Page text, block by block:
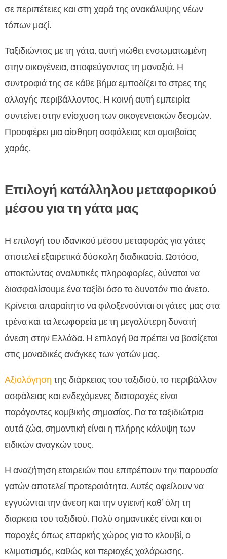
σε περιπέτειες και στη χαρά της ανακάλυψης νέων
τόπων μαζί.
Ταξιδιώντας με τη γάτα, αυτή νιώθει ενσωματωμένη
στην οικογένεια, αποφεύγοντας τη μοναξιά. Η
συντροφιά της σε κάθε βήμα εμποδίζει το στρες της
αλλαγής περιβάλλοντος. Η κοινή αυτή εμπειρία
συντείνει στην ενίσχυση των οικογενειακών δεσμών.
Προσφέρει μια αίσθηση ασφάλειας και αμοιβαίας
χαράς.
Επιλογή κατάλληλου μεταφορικού
μέσου για τη γάτα μας
Η επιλογή του ιδανικού μέσου μεταφοράς για γάτες
αποτελεί εξαιρετικά δύσκολη διαδικασία. Ωστόσο,
αποκτώντας αναλυτικές πληροφορίες, δύναται να
διασφαλίσουμε ένα ταξίδι όσο το δυνατόν πιο άνετο.
Κρίνεται απαραίτητο να φιλοξενούνται οι γάτες μας στα
τρένα και τα λεωφορεία με τη μεγαλύτερη δυνατή
άνεση στην Ελλάδα. Η επιλογή θα πρέπει να βασίζεται
στις μοναδικές ανάγκες των γατών μας.
Αξιολόγηση της διάρκειας του ταξιδιού, το περιβάλλον
ασφάλειας και ενδεχόμενες διαταραχές είναι
παράγοντες κομβικής σημασίας. Για τα ταξιδιώτρια
αυτά ζώα, σημαντική είναι η πλήρης κάλυψη των
ειδικών αναγκών τους.
Η αναζήτηση εταιρειών που επιτρέπουν την παρουσία
γατών αποτελεί προτεραιότητα. Αυτές οφείλουν να
εγγυώνται την άνεση και την υγιεινή καθ’ όλη τη
διαρκεια του ταξιδιού. Πολύ σημαντικές είναι και οι
παροχές όπως επαρκής χώρος για το κλουβί, ο
κλιματισμός, καθώς και περιοχές χαλάρωσης.